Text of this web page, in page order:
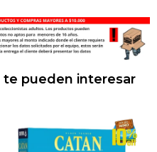
pueden interesar